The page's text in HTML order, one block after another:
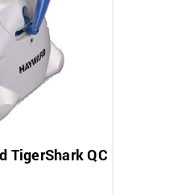
TigerShark QC